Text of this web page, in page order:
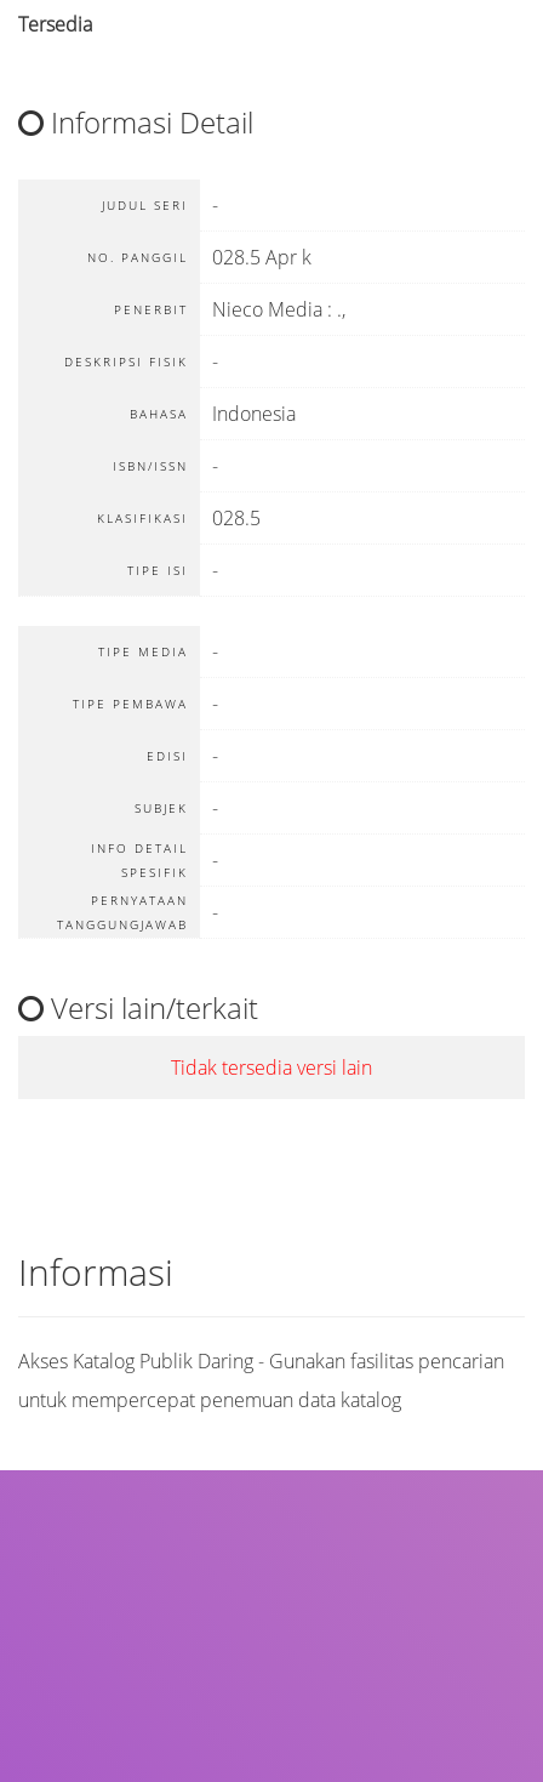
Tersedia
Informasi Detail
JUDUL SERI -
NO. PANGGIL 028.5 Apr k
PENERBIT Nieco Media : .,
DESKRIPSI FISIK -
BAHASA Indonesia
ISBN/ISSN -
KLASIFIKASI 028.5
TIPE ISI -
TIPE MEDIA -
TIPE PEMBAWA -
EDISI -
SUBJEK -
INFO DETAIL
SPESIFIK
-
PERNYATAAN
TANGGUNGJAWAB
-
Versi lain/terkait
Tidak tersedia versi lain
Informasi
Akses Katalog Publik Daring - Gunakan fasilitas pencarian
untuk mempercepat penemuan data katalog